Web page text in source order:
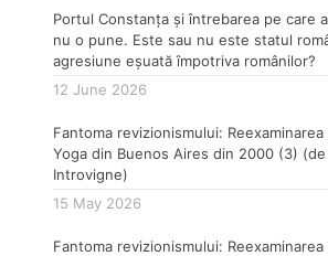
Portul Constanța și întrebarea pe care
nu o pune. Este sau nu este statul
agresiune eșuată împotriva românilor?
12 June 2026
Fantoma revizionismului:
Yoga din Buenos Aires din 2000 (3) (de
Introvigne)
15 May 2026
Fantoma revizionismului: